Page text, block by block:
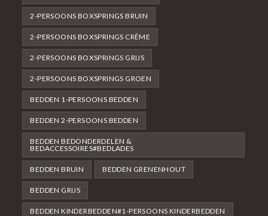
2-PERSOONS BOXSPRINGS BRUIN
2-PERSOONS BOXSPRINGS CRÈME
2-PERSOONS BOXSPRINGS GRIJS
2-PERSOONS BOXSPRINGS GROEN
BEDDEN 1-PERSOONS BEDDEN
BEDDEN 2-PERSOONS BEDDEN
BEDDEN BEDONDERDELEN &
BEDACCESSOIRES#BEDLADES
BEDDEN BRUIN BEDDEN GRENENHOUT
BEDDEN GRIJS
BEDDEN KINDERBEDDEN#1-PERSOONS KINDERBEDDEN